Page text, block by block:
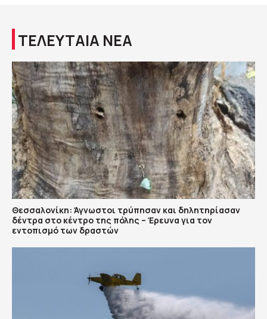
ΤΕΛΕΥΤΑΙΑ ΝΕΑ
Θεσσαλονίκη: Άγνωστοι τρύπησαν και δηλητηρίασαν
δέντρα στο κέντρο της πόλης – Έρευνα για τον
εντοπισμό των δραστών